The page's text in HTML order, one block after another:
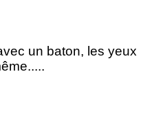
un baton, les yeux